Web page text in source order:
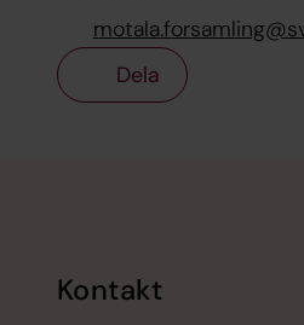
Dela
Kontakt